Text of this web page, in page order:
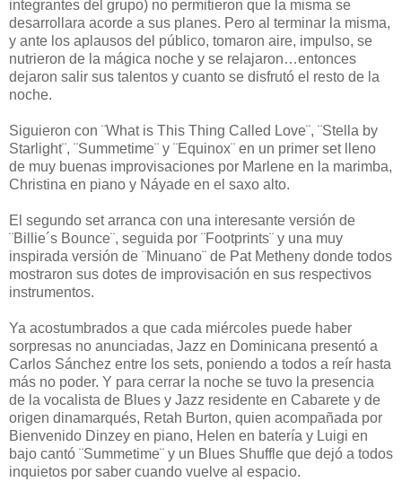
integrantes del grupo) no permitieron que la misma se
desarrollara acorde a sus planes. Pero al terminar la misma,
y ante los aplausos del público, tomaron aire, impulso, se
nutrieron de la mágica noche y se relajaron…entonces
dejaron salir sus talentos y cuanto se disfrutó el resto de la
noche.
Siguieron con ¨What is This Thing Called Love¨, ¨Stella by
Starlight¨, ¨Summetime¨ y ¨Equinox¨ en un primer set lleno
de muy buenas improvisaciones por Marlene en la marimba,
Christina en piano y Náyade en el saxo alto.
El segundo set arranca con una interesante versión de
¨Billie´s Bounce¨, seguida por ¨Footprints¨ y una muy
inspirada versión de ¨Minuano¨ de Pat Metheny donde todos
mostraron sus dotes de improvisación en sus respectivos
instrumentos.
Ya acostumbrados a que cada miércoles puede haber
sorpresas no anunciadas, Jazz en Dominicana presentó a
Carlos Sánchez entre los sets, poniendo a todos a reír hasta
más no poder. Y para cerrar la noche se tuvo la presencia
de la vocalista de Blues y Jazz residente en Cabarete y de
origen dinamarqués, Retah Burton, quien acompañada por
Bienvenido Dinzey en piano, Helen en batería y Luigi en
bajo cantó ¨Summetime¨ y un Blues Shuffle que dejó a todos
inquietos por saber cuando vuelve al espacio.